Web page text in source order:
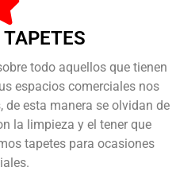
todo aquellos que tienen
espacios comerciales nos
esta manera se olvidan de
la limpieza y el tener que
tapetes para ocasiones